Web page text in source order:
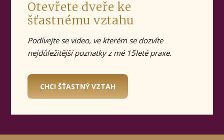
Otevřete dveře ke
šťastnému vztahu
Podívejte se video, ve kterém se dozvíte
nejdůležitější poznatky z mé 15leté praxe.
CHCI ŠŤASTNÝ VZTAH